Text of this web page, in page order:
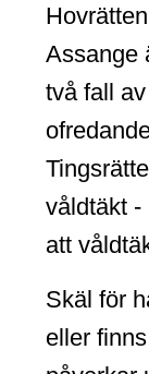
Assange
två fall
våldtäkt -
att
Skäl för
eller